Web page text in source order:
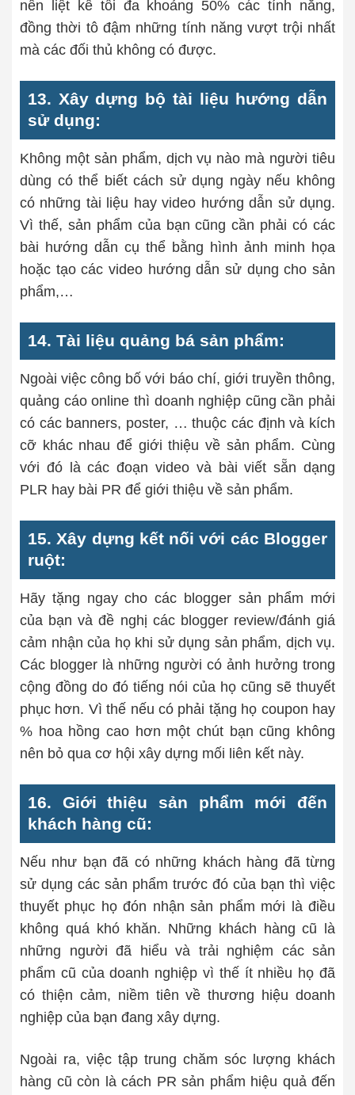
nên liệt kê tối đa khoảng 50% các tính năng,
đồng thời tô đậm những tính năng vượt trội nhất
mà các đối thủ không có được.
13. Xây dựng bộ tài liệu hướng dẫn
sử dụng:
Không một sản phẩm, dịch vụ nào mà người tiêu
dùng có thể biết cách sử dụng ngày nếu không
có những tài liệu hay video hướng dẫn sử dụng.
Vì thế, sản phẩm của bạn cũng cần phải có các
bài hướng dẫn cụ thể bằng hình ảnh minh họa
hoặc tạo các video hướng dẫn sử dụng cho sản
phẩm,…
14. Tài liệu quảng bá sản phẩm:
Ngoài việc công bố với báo chí, giới truyền thông,
quảng cáo online thì doanh nghiệp cũng cần phải
có các banners, poster, … thuộc các định và kích
cỡ khác nhau để giới thiệu về sản phẩm. Cùng
với đó là các đoạn video và bài viết sẵn dạng
PLR hay bài PR để giới thiệu về sản phẩm.
15. Xây dựng kết nối với các Blogger
ruột:
Hãy tặng ngay cho các blogger sản phẩm mới
của bạn và đề nghị các blogger review/đánh giá
cảm nhận của họ khi sử dụng sản phẩm, dịch vụ.
Các blogger là những người có ảnh hưởng trong
cộng đồng do đó tiếng nói của họ cũng sẽ thuyết
phục hơn. Vì thế nếu có phải tặng họ coupon hay
% hoa hồng cao hơn một chút bạn cũng không
nên bỏ qua cơ hội xây dựng mối liên kết này.
16. Giới thiệu sản phẩm mới đến
khách hàng cũ:
Nếu như bạn đã có những khách hàng đã từng
sử dụng các sản phẩm trước đó của bạn thì việc
thuyết phục họ đón nhận sản phẩm mới là điều
không quá khó khăn. Những khách hàng cũ là
những người đã hiểu và trải nghiệm các sản
phẩm cũ của doanh nghiệp vì thế ít nhiều họ đã
có thiện cảm, niềm tiên về thương hiệu doanh
nghiệp của bạn đang xây dựng.
Ngoài ra, việc tập trung chăm sóc lượng khách
hàng cũ còn là cách PR sản phẩm hiệu quả đến